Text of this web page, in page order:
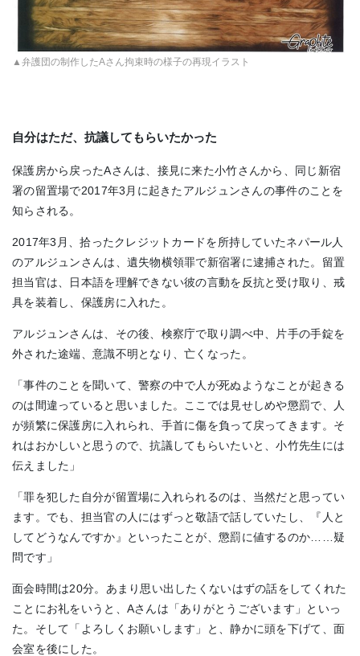
▲弁護団の制作したAさん拘束時の様子の再現イラスト
自分はただ、抗議してもらいたかった
保護房から戻ったAさんは、接見に来た小竹さんから、同じ新宿
署の留置場で2017年3月に起きたアルジュンさんの事件のことを
知らされる。
2017年3月、拾ったクレジットカードを所持していたネパール人
のアルジュンさんは、遺失物横領罪で新宿署に逮捕された。留置
担当官は、日本語を理解できない彼の言動を反抗と受け取り、戒
具を装着し、保護房に入れた。
アルジュンさんは、その後、検察庁で取り調べ中、片手の手錠を
外された途端、意識不明となり、亡くなった。
「事件のことを聞いて、警察の中で人が死ぬようなことが起きる
のは間違っていると思いました。ここでは見せしめや懲罰で、人
が頻繁に保護房に入れられ、手首に傷を負って戻ってきます。そ
れはおかしいと思うので、抗議してもらいたいと、小竹先生には
伝えました」
「罪を犯した自分が留置場に入れられるのは、当然だと思ってい
ます。でも、担当官の人にはずっと敬語で話していたし、『人と
してどうなんですか』といったことが、懲罰に値するのか……疑
問です」
面会時間は20分。あまり思い出したくないはずの話をしてくれた
ことにお礼をいうと、Aさんは「ありがとうございます」といっ
た。そして「よろしくお願いします」と、静かに頭を下げて、面
会室を後にした。